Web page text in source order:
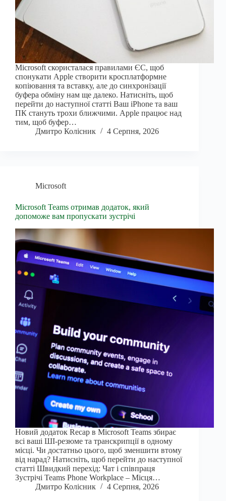
Microsoft скористалася правилами ЄС, щоб
спонукати Apple створити кросплатформне
копіювання та вставку, але до синхронізації
буфера обміну нам ще далеко. Натисніть, щоб
перейти до наступної статті Ваш iPhone та ваш
ПК стануть трохи ближчими. Apple працює над
тим, щоб буфер…
Дмитро Колісник
4 Серпня, 2026
Microsoft
Microsoft Teams отримав додаток, який
допоможе вам пропускати зустрічі
Новий додаток Recap в Microsoft Teams збирає
всі ваші ШІ-резюме та транскрипції в одному
місці. Чи достатньо цього, щоб зменшити втому
від нарад? Натисніть, щоб перейти до наступної
статті Швидкий перехід: Чат і співпраця
Зустрічі Teams Phone Workplace – Місця…
Дмитро Колісник
4 Серпня, 2026